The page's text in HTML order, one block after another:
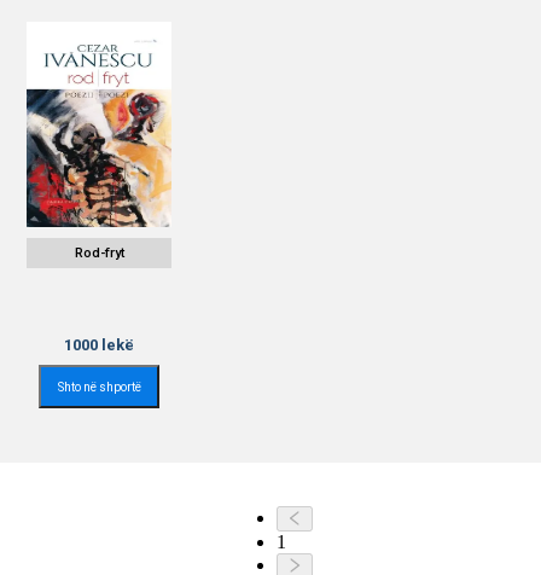
Rod-fryt
1000 lekë
Shto në shportë
1